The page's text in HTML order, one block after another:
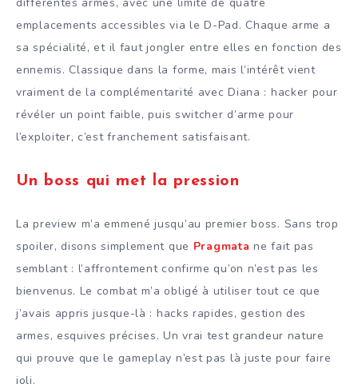
emplacements accessibles via le D-Pad. Chaque arme a
sa spécialité, et il faut jongler entre elles en fonction des
ennemis. Classique dans la forme, mais l’intérêt vient
vraiment de la complémentarité avec Diana : hacker pour
révéler un point faible, puis switcher d’arme pour
l’exploiter, c’est franchement satisfaisant.
Un boss qui met la pression
La preview m’a emmené jusqu’au premier boss. Sans trop
spoiler, disons simplement que Pragmata ne fait pas
semblant : l’affrontement confirme qu’on n’est pas les
bienvenus. Le combat m’a obligé à utiliser tout ce que
j’avais appris jusque-là : hacks rapides, gestion des
armes, esquives précises. Un vrai test grandeur nature
qui prouve que le gameplay n’est pas là juste pour faire
joli.